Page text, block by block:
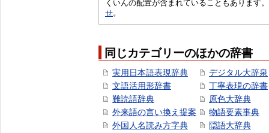
くいんの配置が含まれていることもあります
せ。
同じカテゴリーのほかの辞書
実用日本語表現辞典
文語活用形辞書
難読語辞典
外来語の言い換え提案
外国人名読み方字典
デジタル大辞泉
丁寧表現の辞書
原色大辞典
物語要素事典
隠語大辞典